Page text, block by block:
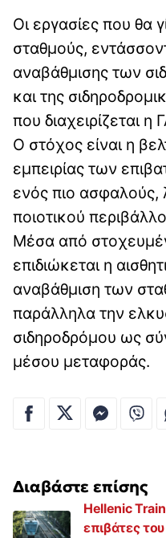
Οι εργασίες που θα
σταθμούς,
αναβάθμισης των
και της
που διαχειρίζεται η
Ο στόχος είναι η
εμπειρίας των
ενός πιο ασφαλούς,
ποιοτικού
Μέσα από
επιδιώκεται η
αναβάθμιση των
παράλληλα την
σιδηροδρόμου ως
μέσου μεταφοράς.
Διαβάστε επίσης
Hellenic
επιβάτες